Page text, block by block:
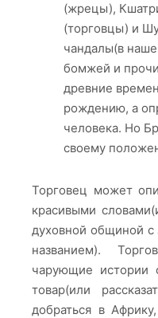
(жрецы),
(торговцы) и
чандалы(в
бомжей и
древние
рождению, а
человека. Но
своему
Торговец может
красивыми
духовной общиной
названием).
чарующие истории
товар(или
добраться в